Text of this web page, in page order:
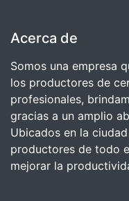
Acerca de
Somos una empresa
los productores de
profesionales,
gracias a un amplio
Ubicados en la
productores de todo
mejorar la